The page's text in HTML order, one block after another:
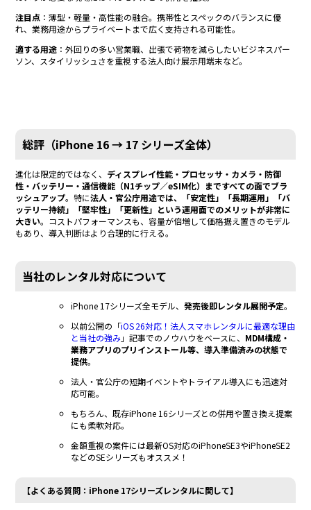
注目点 ：薄型・軽量・高性能の融合。携帯性とスペックのバランスに優
れ、業務用途からプライベートまで広く支持される可能性。
適する用途 ：外回りの多い営業職、出張で荷物を減らしたいビジネスパー
ソン、スタイリッシュさを重視する法人向け展示用端末など。
総評（iPhone 16 → 17 シリーズ全体）
進化は限定的ではなく、 ディスプレイ性能・プロセッサ・カメラ・防御
性・バッテリー・通信機能（N1チップ／eSIM化）まですべての面でブラ
ッシュアップ。特に法人・官公庁用途では、「安定性」「長期運用」「バ
ッテリー持続」「堅牢性」「更新性」という運用面でのメリットが非常に
大きい。コストパフォーマンスも、容量が倍増して価格据え置きのモデル
もあり、導入判断はより合理的に行える。
当社のレンタル対応について
iPhone 17シリーズ全モデル、発売後即レンタル展開予定。
以前公開の「iOS 26対応！法人スマホレンタルに最適な理由
と当社の強み 」記事でのノウハウをベースに、 MDM構成・
業務アプリのプリインストール等、導入準備済みの状態で
提供。
法人・官公庁の短期イベントやトライアル導入にも迅速対
応可能。
もちろん、既存iPhone 16シリーズとの併用や置き換え提案
にも柔軟対応。
金額重視の案件には最新OS対応のiPhoneSE3やiPhoneSE2
などのSEシリーズもオススメ！
【よくある質問：iPhone 17シリーズレンタルに関して】